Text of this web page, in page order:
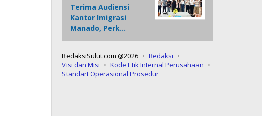
Terima Audiensi
Kantor Imigrasi
Manado, Perk…
RedaksiSulut.com @2026
Redaksi
Visi dan Misi
Kode Etik Internal Perusahaan
Standart Operasional Prosedur